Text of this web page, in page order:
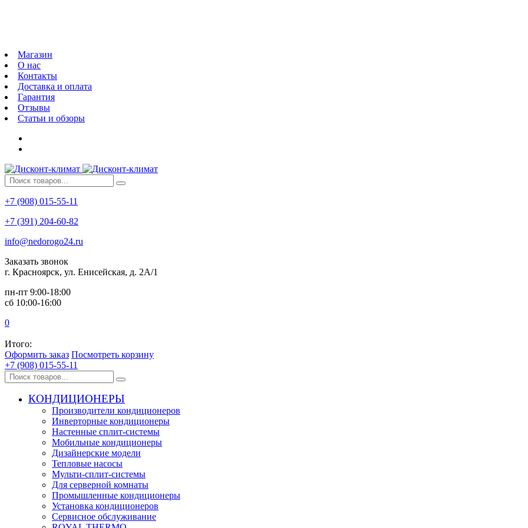
Магазин
О нас
Контакты
Доставка и оплата
Гарантия
Отзывы
Статьи и обзоры
+7 (908) 015-55-11
+7 (391) 204-60-82
info@nedorogo24.ru
Заказать звонок
г. Красноярск, ул. Енисейская, д. 2А/1
пн-пт 9:00-18:00
сб 10:00-16:00
0
Итого:
Оформить заказ Посмотреть корзину
+7 (908) 015-55-11
КОНДИЦИОНЕРЫ
Производители кондиционеров
Инверторные кондиционеры
Настенные сплит-системы
Мобильные кондиционеры
Дизайнерские модели
Тепловые насосы
Мульти-сплит-системы
Для серверной комнаты
Промышленные кондиционеры
Установка кондиционеров
Сервисное обслуживание